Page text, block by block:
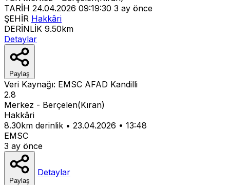
TARİH 24.04.2026 09:19:30 3 ay önce
ŞEHİR Hakkâri
DERİNLİK 9.50km
Detaylar
Paylaş
Veri Kaynağı: EMSC AFAD Kandilli
2.8
Merkez - Berçelen(Kıran)
Hakkâri
8.30km derinlik • 23.04.2026 • 13:48
EMSC
3 ay önce
Paylaş
Detaylar